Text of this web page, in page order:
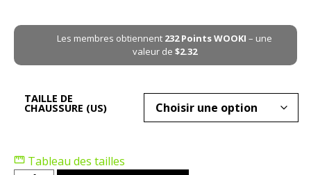
Les membres obtiennent 232Points WOOKI – une
valeur de $2.32
TAILLE DE
CHAUSSURE (US)
Tableau des tailles